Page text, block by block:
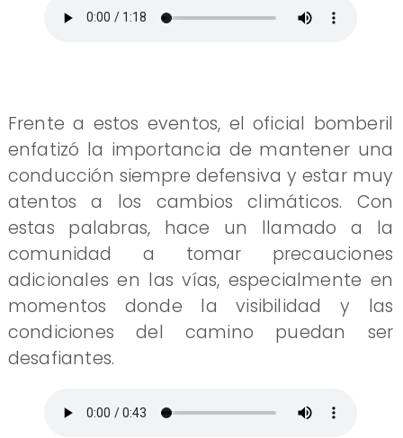
Frente a estos eventos, el oficial bomberil
enfatizó la importancia de mantener una
conducción siempre defensiva y estar muy
atentos a los cambios climáticos. Con
estas palabras, hace un llamado a la
comunidad a tomar precauciones
adicionales en las vías, especialmente en
momentos donde la visibilidad y las
condiciones del camino puedan ser
desafiantes.